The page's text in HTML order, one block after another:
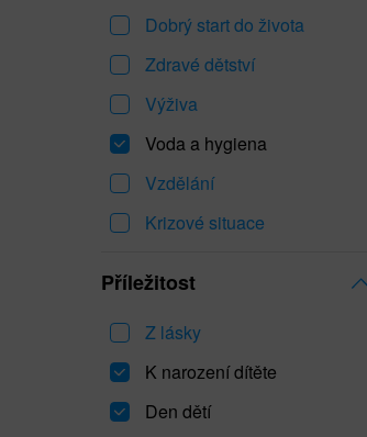
Dobrý start do života
Zdravé dětství
Výživa
Voda a hygiena
Vzdělání
Krizové situace
Příležitost
Z lásky
K narození dítěte
Den dětí